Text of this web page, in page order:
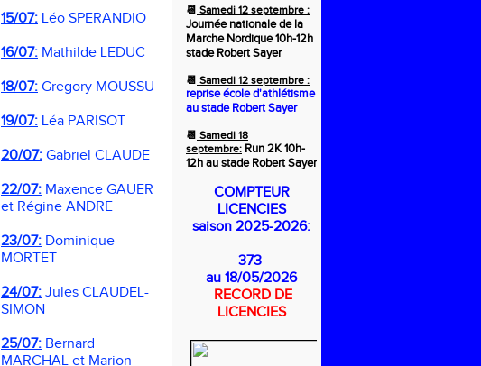
15/07: Léo SPERANDIO
16/07: Mathilde LEDUC
18/07: Gregory MOUSSU
19/07: Léa PARISOT
20/07: Gabriel CLAUDE
22/07: Maxence GAUER
et Régine ANDRE
23/07: Dominique
MORTET
24/07: Jules CLAUDEL-
SIMON
25/07: Bernard
MARCHAL et Marion
📆 Samedi 12 septembre :
Journée nationale de la
Marche Nordique 10h-12h
stade Robert Sayer
📆 Samedi 12 septembre :
reprise école d'athlétisme
au stade Robert Sayer
📆 Samedi 18
septembre: Run 2K 10h-
12h au stade Robert Sayer
COMPTEUR
LICENCIES
saison 2025-2026:
373
au 18/05/2026
RECORD DE
LICENCIES